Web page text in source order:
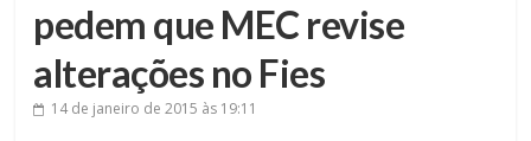
pedem que MEC revise
alterações no Fies
14 de janeiro de 2015 às 19:11